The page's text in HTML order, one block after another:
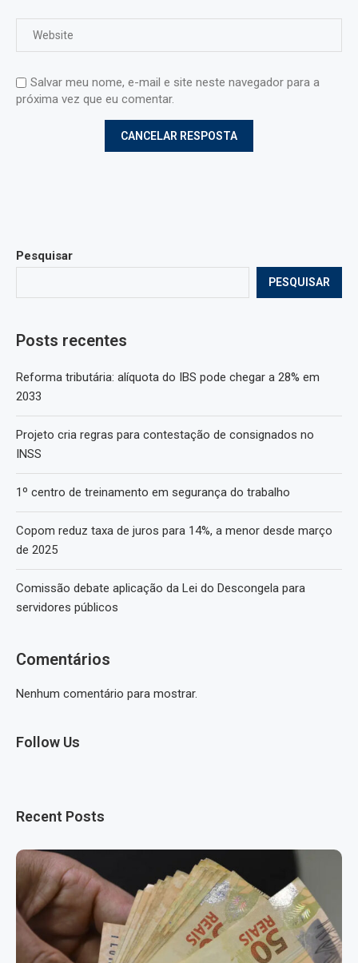
Salvar meu nome, e-mail e site neste navegador para a
próxima vez que eu comentar.
Pesquisar
PESQUISAR
Posts recentes
Reforma tributária: alíquota do IBS pode chegar a 28% em
2033
Projeto cria regras para contestação de consignados no
INSS
1º centro de treinamento em segurança do trabalho
Copom reduz taxa de juros para 14%, a menor desde março
de 2025
Comissão debate aplicação da Lei do Descongela para
servidores públicos
Comentários
Nenhum comentário para mostrar.
Follow Us
Recent Posts